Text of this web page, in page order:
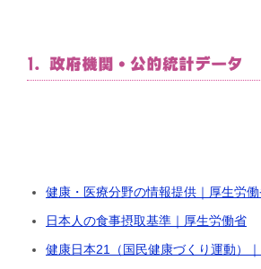
1. 政府機関・公的統計データ
健康・医療分野の情報提供｜厚生労
日本人の食事摂取基準｜厚生労働省
健康日本21（国民健康づくり運動）